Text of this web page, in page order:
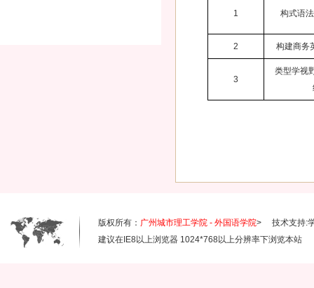
1 构式语
2 构建商务
3
类型学视
版权所有： 广州城市理工学院 - 外国语学院> 技术支持:
建议在IE8以上浏览器 1024*768以上分辨率下浏览本站